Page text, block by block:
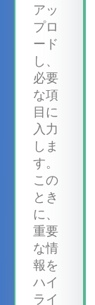
アッ
プロ
ード
し、
必要
な項
目に
入力
しま
す。
この
とき
に、
重要
な情
報を
ハイ
ライ